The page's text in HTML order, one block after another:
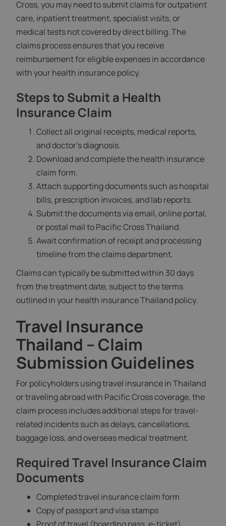
Cross, you may need to submit claims for outpatient
care, inpatient treatment, specialist visits, or
medical tests not covered by direct billing. The
claims process ensures that you receive
reimbursement for eligible expenses in accordance
with your health insurance policy.
Steps to Submit a Health
Insurance Claim
Collect all original receipts, medical reports,
and doctor’s diagnosis.
Download and complete the health insurance
claim form.
Attach supporting documents such as hospital
bills, prescription invoices, and lab reports.
Submit the documents via email, online portal,
or postal mail to Pacific Cross Thailand.
Await confirmation of receipt and processing
timeline from the claims department.
Claims can typically be submitted within 30 days
from the treatment date, subject to the terms
outlined in your health insurance Thailand policy.
Travel Insurance
Thailand – Claim
Submission Guidelines
For policyholders using travel insurance in Thailand
or traveling abroad with Pacific Cross coverage, the
claim process includes additional steps for travel-
related incidents such as delays, cancellations,
baggage loss, and overseas medical treatment.
Required Travel Insurance Claim
Documents
Completed travel insurance claim form
Copy of passport and visa stamps